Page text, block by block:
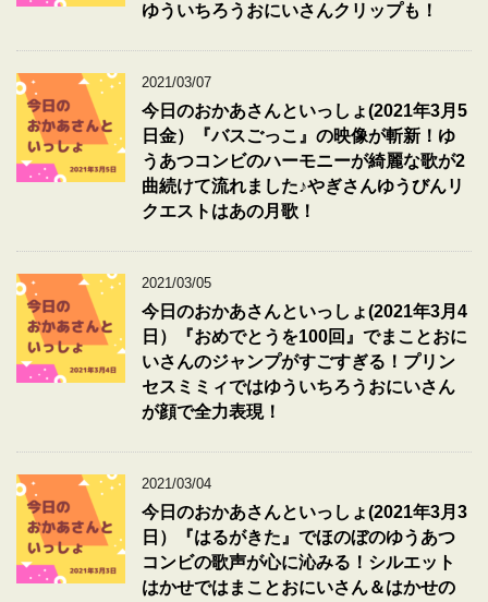
ゆういちろうおにいさんクリップも！
2021/03/07
今日のおかあさんといっしょ(2021年3月5
日金）『バスごっこ』の映像が斬新！ゆ
うあつコンビのハーモニーが綺麗な歌が2
曲続けて流れました♪やぎさんゆうびんリ
クエストはあの月歌！
2021/03/05
今日のおかあさんといっしょ(2021年3月4
日）『おめでとうを100回』でまことおに
いさんのジャンプがすごすぎる！プリン
セスミミィではゆういちろうおにいさん
が顔で全力表現！
2021/03/04
今日のおかあさんといっしょ(2021年3月3
日）『はるがきた』でほのぼのゆうあつ
コンビの歌声が心に沁みる！シルエット
はかせではまことおにいさん＆はかせの